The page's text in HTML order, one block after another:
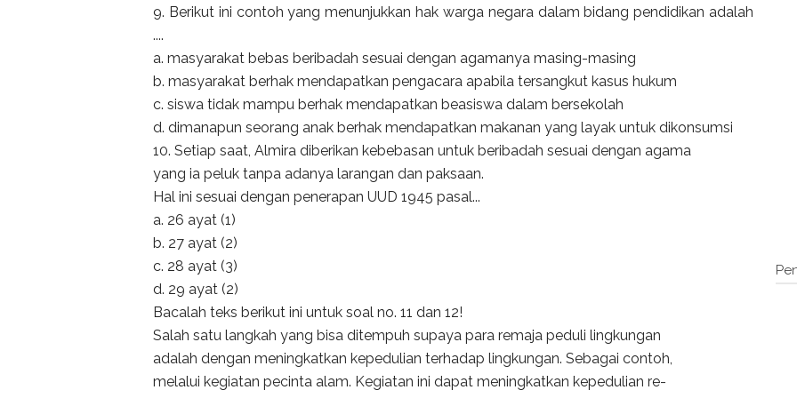
9. Berikut ini contoh yang menunjukkan hak warga negara dalam bidang pendidikan adalah
....
a. masyarakat bebas beribadah sesuai dengan agamanya masing-masing
b. masyarakat berhak mendapatkan pengacara apabila tersangkut kasus hukum
c. siswa tidak mampu berhak mendapatkan beasiswa dalam bersekolah
d. dimanapun seorang anak berhak mendapatkan makanan yang layak untuk dikonsumsi
10. Setiap saat, Almira diberikan kebebasan untuk beribadah sesuai dengan agama
yang ia peluk tanpa adanya larangan dan paksaan.
Hal ini sesuai dengan penerapan UUD 1945 pasal...
a. 26 ayat (1)
b. 27 ayat (2)
c. 28 ayat (3)
d. 29 ayat (2)
Bacalah teks berikut ini untuk soal no. 11 dan 12!
Salah satu langkah yang bisa ditempuh supaya para remaja peduli lingkungan
adalah dengan meningkatkan kepedulian terhadap lingkungan. Sebagai contoh,
melalui kegiatan pecinta alam. Kegiatan ini dapat meningkatkan kepedulian re-